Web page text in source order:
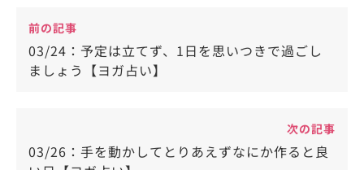
前の記事
03/24：予定は立てず、1日を思いつきで過ごし
ましょう【ヨガ占い】
次の記事
03/26：手を動かしてとりあえずなにか作ると良